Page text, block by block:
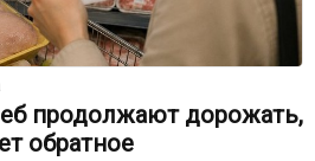
продолжают дорожать,
обратное